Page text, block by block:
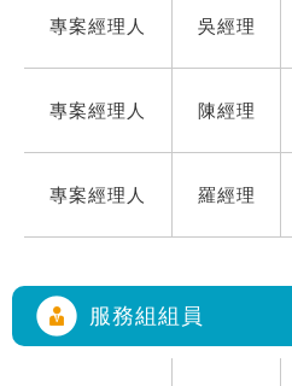
專案經理人 吳經理
專案經理人 陳經理
專案經理人 羅經理
服務組組員